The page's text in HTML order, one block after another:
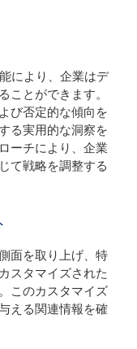
により、企業はデ
ことができます。
び否定的な傾向を
る実用的な洞察を
ーチにより、企業
て戦略を調整する
面を取り上げ、特
スタマイズされた
このカスタマイズ
える関連情報を確